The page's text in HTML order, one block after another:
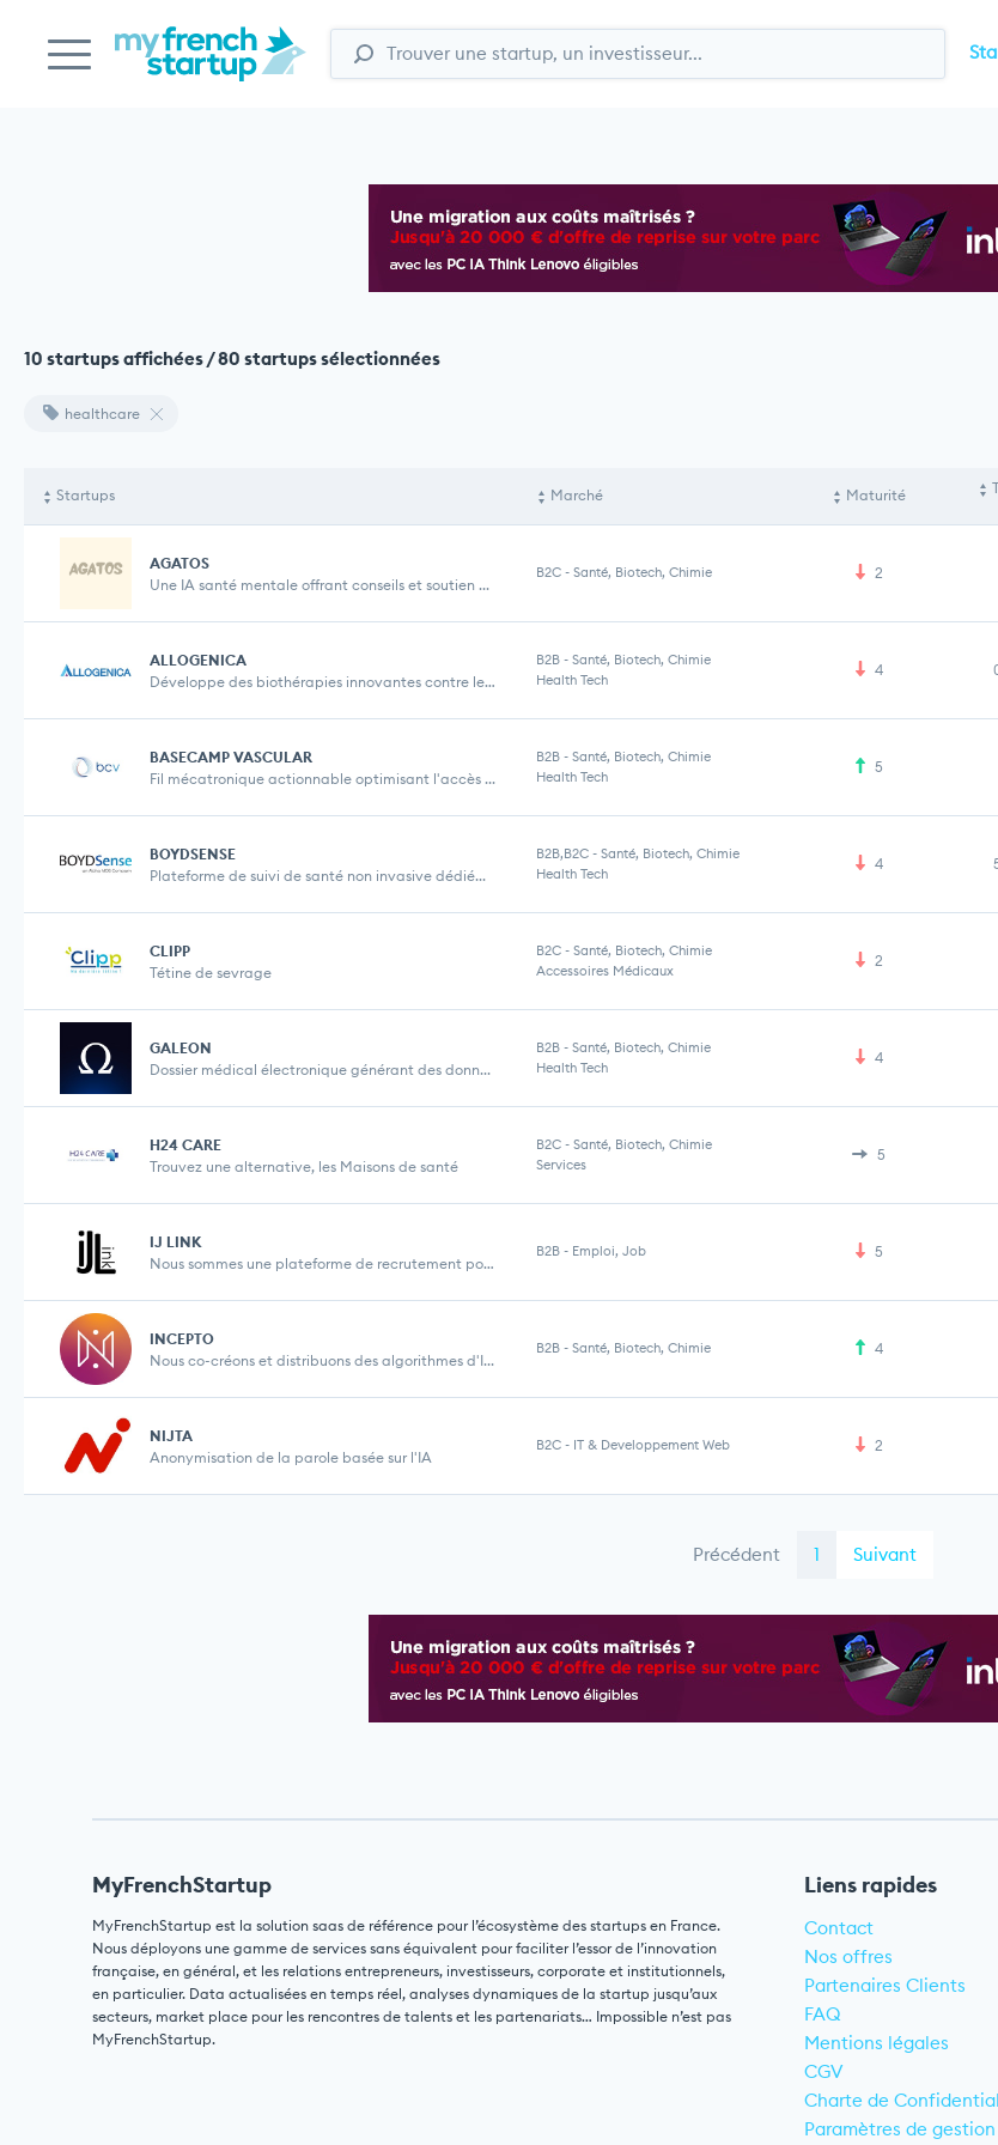
10 startups affichées / 80 startups sélectionnées
healthcare
Startups Marché Maturité
AGATOS
Une IA santé mentale offrant conseils et soutien ...
B2C - Santé, Biotech, Chimie 2
ALLOGENICA
Développe des biothérapies innovantes contre les...
B2B - Santé, Biotech, Chimie
Health Tech
4
BASECAMP VASCULAR
Fil mécatronique actionnable optimisant l'accès ...
B2B - Santé, Biotech, Chimie
Health Tech
5
BOYDSENSE
Plateforme de suivi de santé non invasive dédié...
B2B,B2C - Santé, Biotech, Chimie
Health Tech
4
CLIPP
Tétine de sevrage
B2C - Santé, Biotech, Chimie
Accessoires Médicaux
2
GALEON
Dossier médical électronique générant des donn...
B2B - Santé, Biotech, Chimie
Health Tech
4
H24 CARE
Trouvez une alternative, les Maisons de santé
B2C - Santé, Biotech, Chimie
Services
5
IJ LINK
Nous sommes une plateforme de recrutement pour les...
B2B - Emploi, Job 5
INCEPTO
Nous co-créons et distribuons des algorithmes d'I...
B2B - Santé, Biotech, Chimie 4
NIJTA
Anonymisation de la parole basée sur l'IA
B2C - IT & Developpement Web 2
Précédent 1 Suivant
MyFrenchStartup
MyFrenchStartup est la solution saas de référence pour l’écosystème des startups en France.
Nous déployons une gamme de services sans équivalent pour faciliter l’essor de l’innovation
française, en général, et les relations entrepreneurs, investisseurs, corporate et institutionnels,
en particulier. Data actualisées en temps réel, analyses dynamiques de la startup jusqu’aux
secteurs, market place pour les rencontres de talents et les partenariats… Impossible n’est pas
MyFrenchStartup.
Liens rapides
Contact
Nos offres
Partenaires Clients
FAQ
Mentions légales
CGV
Charte de
Paramètres de